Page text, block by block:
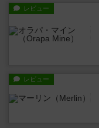
レビュー
レビュー